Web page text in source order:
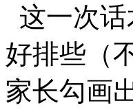
这一次
好排些（
家长勾画